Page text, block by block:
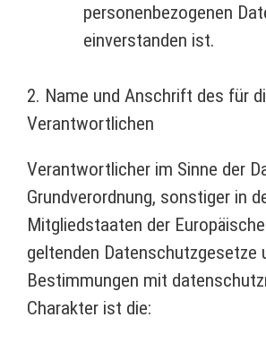
personenbezogenen
einverstanden ist.
2. Name und Anschrift des für
Verantwortlichen
Verantwortlicher im Sinne der
Grundverordnung, sonstiger in
Mitgliedstaaten der
geltenden Datenschutzgesetze
Bestimmungen mit
Charakter ist die: